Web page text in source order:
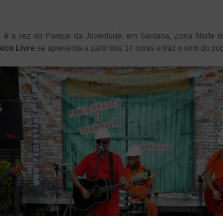
é a vez do Parque da Juventude, em Santana, Zona Norte
Livre se apresenta a partir das 14 horas e traz o som do